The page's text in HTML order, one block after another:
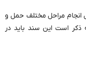
انجام مراحل مختلف حمل و
است این سند باید در